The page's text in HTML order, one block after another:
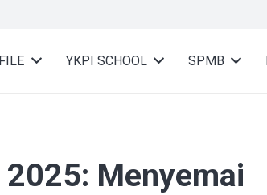
YKPI SCHOOL SPMB
Menyemai